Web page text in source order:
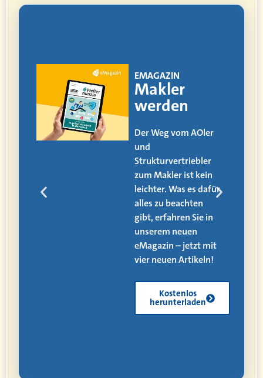
EMAGAZIN
Makler
werden
Der Weg vom AOler
und
Strukturvertriebler
zum Makler ist kein
leichter. Was es dafür
alles zu beachten
gibt, erfahren Sie in
unserem neuen
eMagazin – jetzt mit
vier neuen Artikeln!
Kostenlos
herunterladen